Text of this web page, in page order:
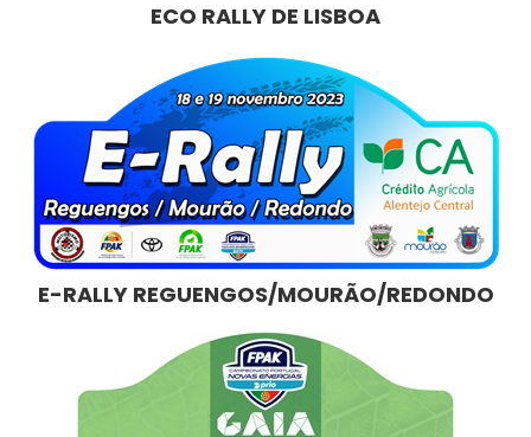
ECO RALLY DE LISBOA
E-RALLY REGUENGOS/MOURÃO/REDONDO